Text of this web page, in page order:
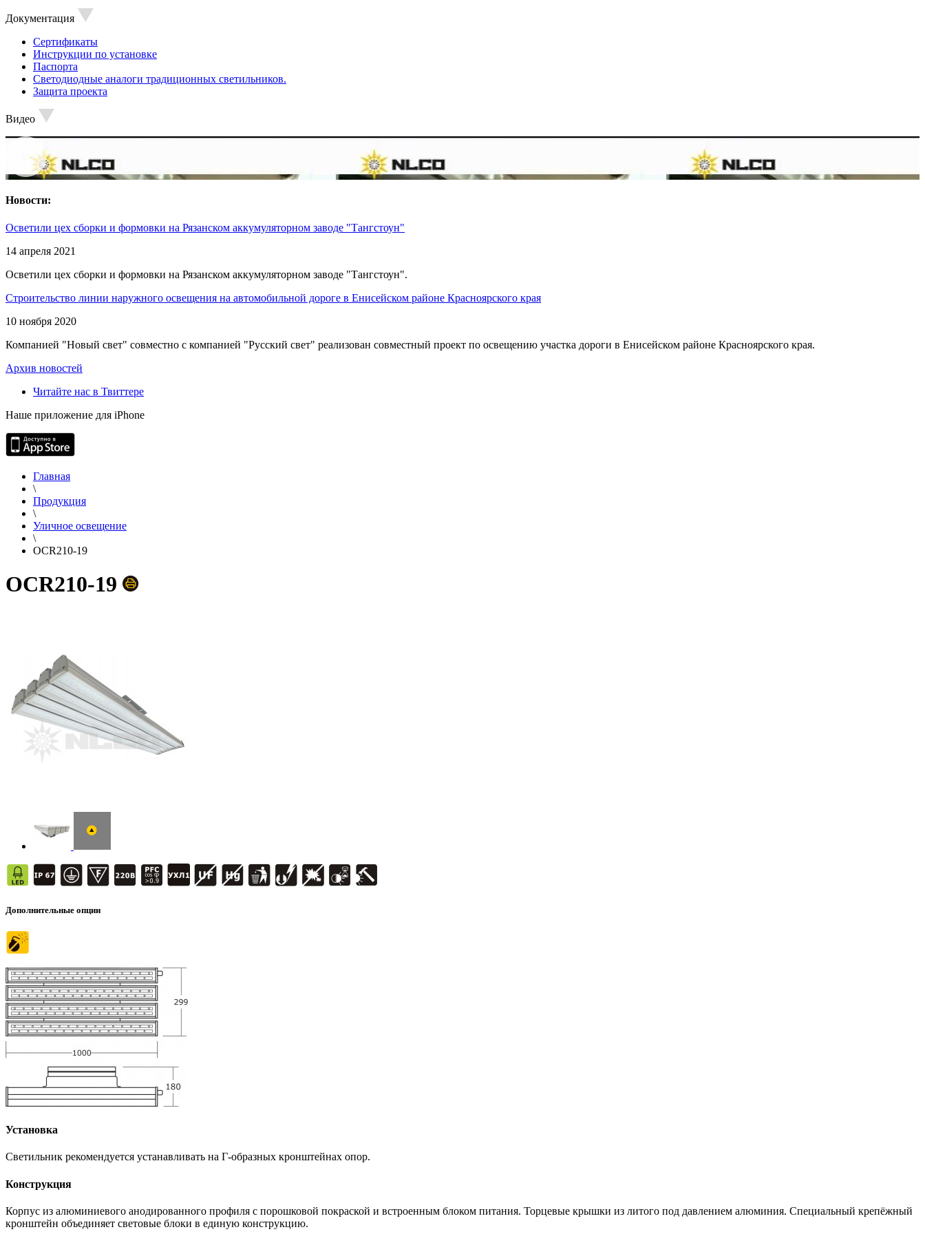
Документация
Сертификаты
Инструкции по установке
Паспорта
Светодиодные аналоги традиционных светильников.
Защита проекта
Видео
Новости:
Осветили цех сборки и формовки на Рязанском аккумуляторном заводе "Тангстоун"
14 апреля 2021
Осветили цех сборки и формовки на Рязанском аккумуляторном заводе "Тангстоун".
Строительство линии наружного освещения на автомобильной дороге в Енисейском районе Красноярского края
10 ноября 2020
Компанией "Новый свет" совместно с компанией "Русский свет" реализован совместный проект по освещению участка дороги в Енисейском районе Красноярского края.
Архив новостей
Читайте нас в Твиттере
Наше приложение для iPhone
Главная
\
Продукция
\
Уличное освещение
\
OCR210-19
OCR210-19
Дополнительные опции
Установка
Светильник рекомендуется устанавливать на Г-образных кронштейнах опор.
Конструкция
Корпус из алюминиевого анодированного профиля с порошковой покраской и встроенным блоком питания. Торцевые крышки из литого под давлением алюминия. Специальный крепёжный
кронштейн объединяет световые блоки в единую конструкцию.